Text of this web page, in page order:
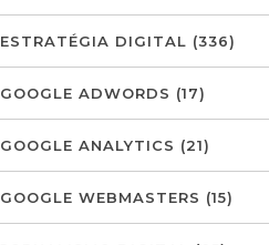
ESTRATÉGIA DIGITAL (336)
GOOGLE ADWORDS (17)
GOOGLE ANALYTICS (21)
GOOGLE WEBMASTERS (15)